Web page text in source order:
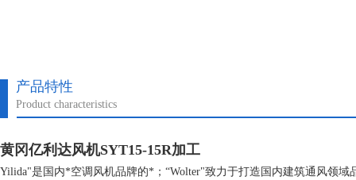
产品特性
Product characteristics
黄冈亿利达风机SYT15-15R加工
Yilida"是国内*空调风机品牌的*；“Wolter"致力于打造国内建筑通风领